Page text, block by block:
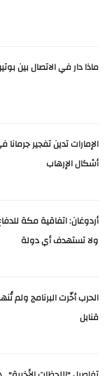
ماذا دار في الاتصال بين
الإمارات تدين تفجير
أشكال الإرهاب
أردوغان: اتفاقية مكة
ولا تستهدف أي دولة
قنابل